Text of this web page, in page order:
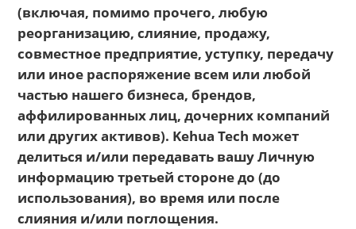
(включая, помимо прочего, любую
реорганизацию, слияние, продажу,
совместное предприятие, уступку, передачу
или иное распоряжение всем или любой
частью нашего бизнеса, брендов,
аффилированных лиц, дочерних компаний
или других активов). Kehua Tech может
делиться и/или передавать вашу Личную
информацию третьей стороне до (до
использования), во время или после
слияния и/или поглощения.